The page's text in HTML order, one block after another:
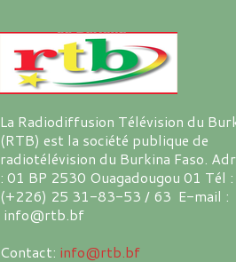
La Radiodiffusion Télévision du
(RTB) est la société publique de
radiotélévision du Burkina Faso.
: 01 BP 2530 Ouagadougou 01 Tél :
(+226) 25 31-83-53 / 63 E-mail :
info@rtb.bf
Contact: info@rtb.bf